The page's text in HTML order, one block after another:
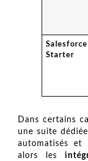
Salesforce
Starter
Dans certains
une suite
automatisés et
alors les